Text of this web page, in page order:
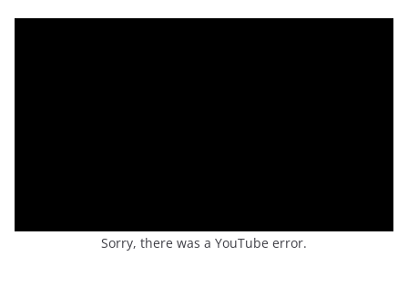
Sorry, there was a YouTube error.